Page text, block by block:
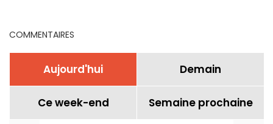
COMMENTAIRES
Aujourd'hui Demain
Ce week-end Semaine prochaine